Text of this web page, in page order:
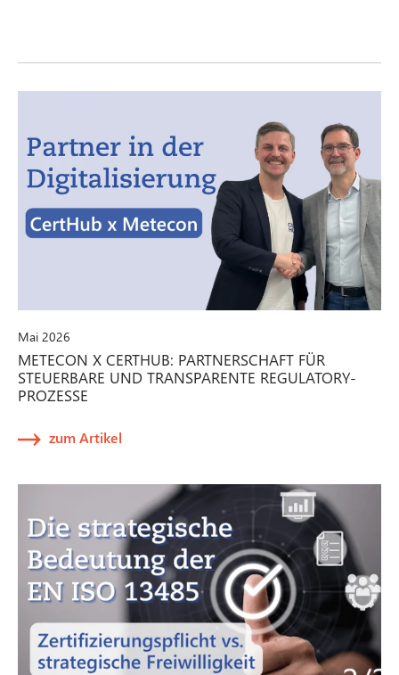
Mai 2026
METECON X CERTHUB: PARTNERSCHAFT FÜR
STEUERBARE UND TRANSPARENTE REGULATORY-
PROZESSE
zum Artikel